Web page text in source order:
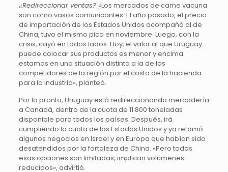
¿Redireccionar ventas? «Los mercados de carne vacuna
son como vasos comunicantes. El año pasado, el precio
de importación de los Estados Unidos acompañó al de
China, tuvo el mismo pico en noviembre. Luego, con la
crisis, cayó en todos lados. Hoy, el valor al que Uruguay
puede colocar sus productos es menor y encima
estamos en una situación distinta a la de los
competidores de la región por el costo de la hacienda
para la industria», planteó.
Por lo pronto, Uruguay está redireccionando mercadería
a Canadá, dentro de la cuota de 11.800 toneladas
disponible para todos los países. Después, irá
cumpliendo la cuota de los Estados Unidos y ya retomó
algunos negocios en Israel y en Europa que habían sido
desatendidos por la fortaleza de China. «Pero todas
esas opciones son limitadas, implican volúmenes
reducidos», advirtió.